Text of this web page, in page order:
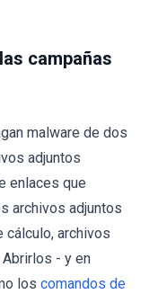
campañas
malware de dos
adjuntos
enlaces que
archivos adjuntos
cálculo, archivos
- y en
los comandos de